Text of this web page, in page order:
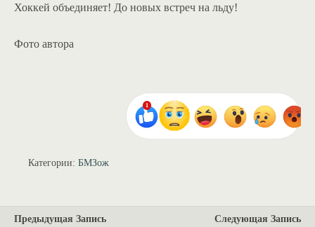
Хоккей объединяет! До новых встреч на льду!
Фото автора
Категории: БМЗож
Предыдущая Запись Следующая Запись